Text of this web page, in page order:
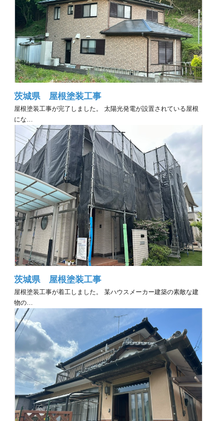
茨城県 屋根塗装工事
屋根塗装工事が完了しました。 太陽光発電が設置されている屋根
にな…
茨城県 屋根塗装工事
屋根塗装工事が着工しました。 某ハウスメーカー建築の素敵な建
物の…